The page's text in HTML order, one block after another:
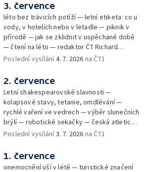
3. července
léto bez trávicích potíží — letní etiketa: co u
vody, v hotelích nebo v letadle — piknik v
přírodě — jak se zklidnit v uspěchané době
— čtení na léto — redaktor ČT Richard
Samko
Poslední vysílání4. 7. 2026 na ČT1
2. července
Letní shakespearovské slavnosti —
kolapsové stavy, tetanie, omdlévání —
rychlé vaření ve vedrech — výběr slunečních
brýlí — robotické sekačky — česká atletická
rekordmanka — psí seriál: výmarský
Poslední vysílání3. 7. 2026 na ČT1
1. července
onemocnění uší v létě — turistické značení